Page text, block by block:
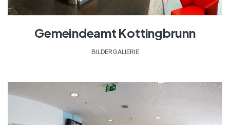
Gemeindeamt Kottingbrunn
BILDERGALIERIE